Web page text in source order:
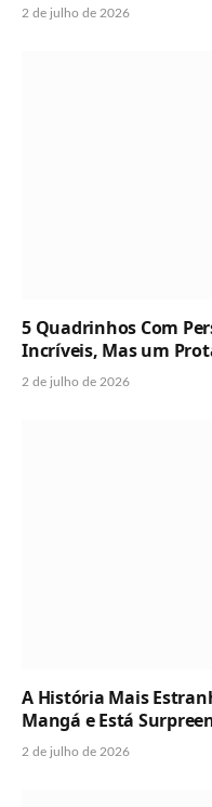
2 de julho de 2026
5 Quadrinhos Com
Incríveis, Mas um
2 de julho de 2026
A História Mais
Mangá e Está
2 de julho de 2026